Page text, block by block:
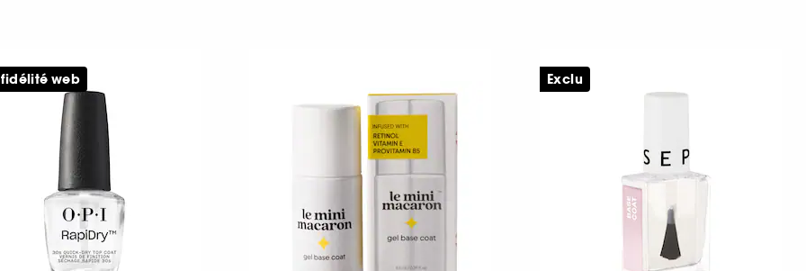
fidélité web Exclu